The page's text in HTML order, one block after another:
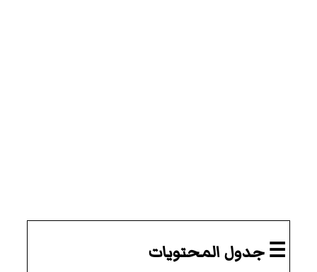
☰ جدول المحتويات